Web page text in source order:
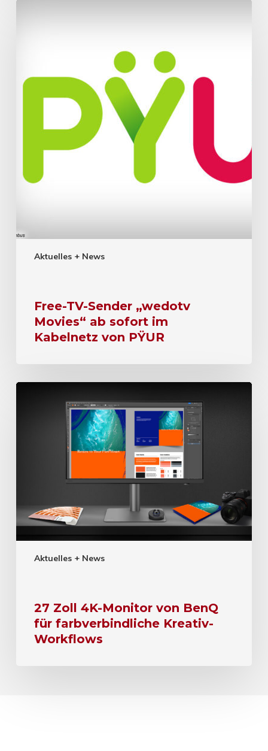
Aktuelles + News
Free-TV-Sender „wedotv
Movies“ ab sofort im
Kabelnetz von PŸUR
Aktuelles + News
27 Zoll 4K-Monitor von BenQ
für farbverbindliche Kreativ-
Workflows